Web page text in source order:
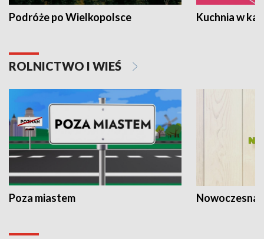
Podróże po Wielkopolsce Kuchnia w
ROLNICTWO I WIEŚ
Poza miastem Nowoczesna